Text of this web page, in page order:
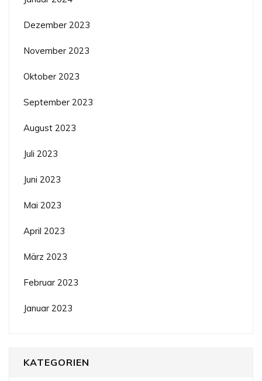
Dezember 2023
November 2023
Oktober 2023
September 2023
August 2023
Juli 2023
Juni 2023
Mai 2023
April 2023
März 2023
Februar 2023
Januar 2023
KATEGORIEN